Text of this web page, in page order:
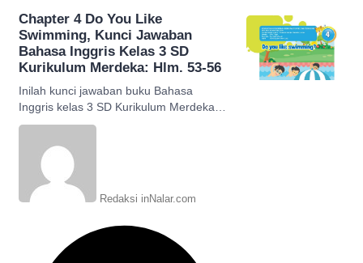
Chapter 4 Do You Like
Swimming, Kunci Jawaban
Bahasa Inggris Kelas 3 SD
Kurikulum Merdeka: Hlm. 53-56
Inilah kunci jawaban buku Bahasa
Inggris kelas 3 SD Kurikulum Merdeka
Chapter 4 Do You Like Swimming
Redaksi inNalar.com